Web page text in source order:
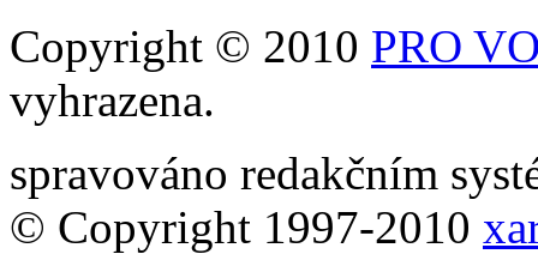
Copyright © 2010 PRO
vyhrazena.
spravováno redakčním
© Copyright 1997-2010